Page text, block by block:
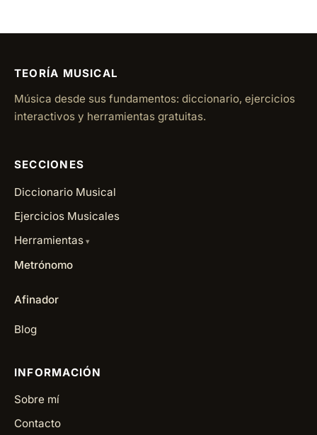
TEORÍA MUSICAL
Música desde sus fundamentos: diccionario, ejercicios
interactivos y herramientas gratuitas.
SECCIONES
Diccionario Musical
Ejercicios Musicales
Herramientas
Metrónomo
Afinador
Blog
INFORMACIÓN
Sobre mí
Contacto